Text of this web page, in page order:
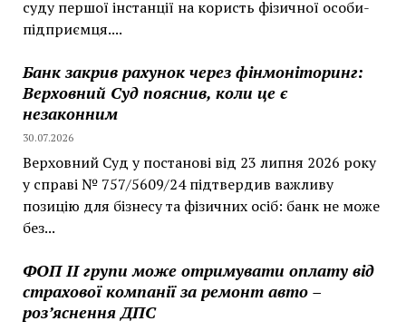
суду першої інстанції на користь фізичної особи-
підприємця....
Банк закрив рахунок через фінмоніторинг:
Верховний Суд пояснив, коли це є
незаконним
30.07.2026
Верховний Суд у постанові від 23 липня 2026 року
у справі № 757/5609/24 підтвердив важливу
позицію для бізнесу та фізичних осіб: банк не може
без...
ФОП II групи може отримувати оплату від
страхової компанії за ремонт авто –
роз’яснення ДПС